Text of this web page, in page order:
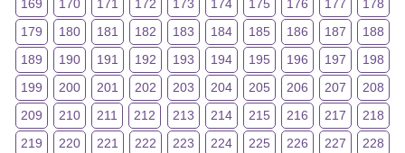
169
170 171 172 173 174 175 176 177
178
179
180 181 182 183 184 185 186 187
188
189
190 191 192 193 194 195 196 197
198
199
200 201 202 203 204 205 206 207
208
209
210 211 212 213 214 215 216 217
218
219
220 221 222 223 224 225 226 227
228